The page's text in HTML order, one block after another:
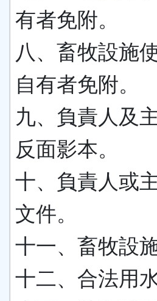
有者免附。
八、畜牧設施
自有者免附。
九、負責人及
反面影本。
十、負責人或
文件。
十一、畜牧設
十二、合法用